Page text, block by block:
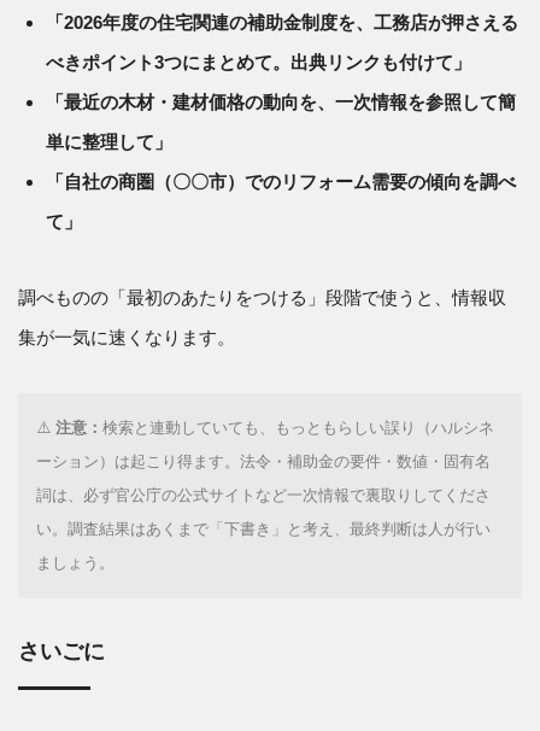
「2026年度の住宅関連の補助金制度を、工務店が押さえる
べきポイント3つにまとめて。出典リンクも付けて」
「最近の木材・建材価格の動向を、一次情報を参照して簡
単に整理して」
「自社の商圏（〇〇市）でのリフォーム需要の傾向を調べ
て」
調べものの「最初のあたりをつける」段階で使うと、情報収
集が一気に速くなります。
⚠️ 注意： 検索と連動していても、もっともらしい誤り（ハルシネ
ーション）は起こり得ます。法令・補助金の要件・数値・固有名
詞は、必ず官公庁の公式サイトなど一次情報で裏取りしてくださ
い。調査結果はあくまで「下書き」と考え、最終判断は人が行い
ましょう。
さいごに